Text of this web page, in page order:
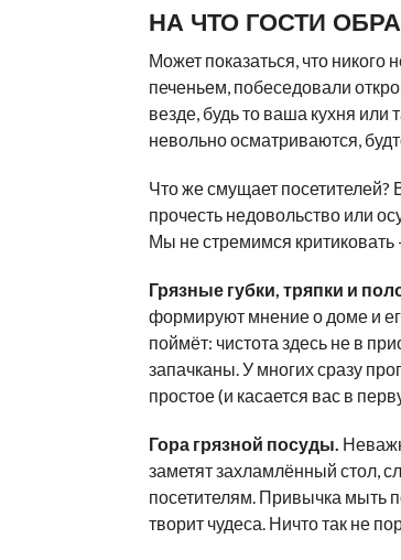
НА ЧТО ГОСТИ
Может показаться, что никого
печеньем, побеседовали
везде, будь то ваша кухня или
невольно осматриваются,
Что же смущает посетителей?
прочесть недовольство или
Мы не стремимся
Грязные губки, тряпки и
формируют мнение о доме и
поймёт: чистота здесь не в
запачканы. У многих сразу
простое (и касается вас в
Гора грязной посуды.
заметят захламлённый стол,
посетителям. Привычка мыть
творит чудеса. Ничто так не